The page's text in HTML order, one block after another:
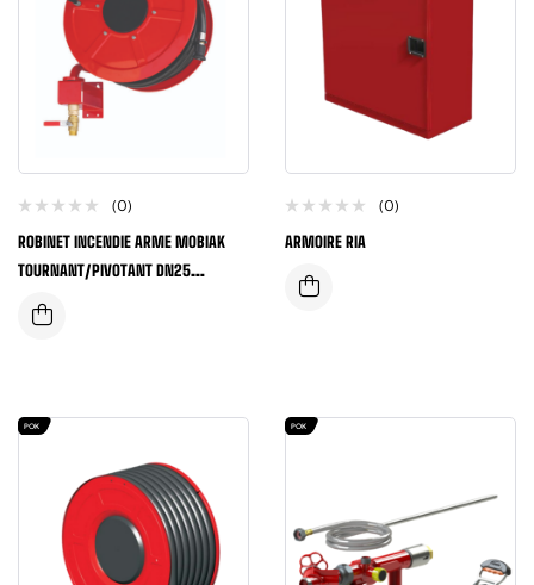
(0)
ROBINET INCENDIE ARME MOBIAK
TOURNANT/PIVOTANT DN25
LONGUEUR 30 METRES NF
(0)
ARMOIRE RIA
POK POK